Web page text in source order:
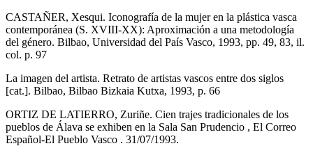
CASTAÑER, Xesqui. Iconografía de la mujer en la plástica vasca
contemporánea (S. XVIII-XX): Aproximación a una metodología
del género. Bilbao, Universidad del País Vasco, 1993, pp. 49, 83, il.
col. p. 97
La imagen del artista. Retrato de artistas vascos entre dos siglos
[cat.]. Bilbao, Bilbao Bizkaia Kutxa, 1993, p. 66
ORTIZ DE LATIERRO, Zuriñe. Cien trajes tradicionales de los
pueblos de Álava se exhiben en la Sala San Prudencio , El Correo
Español-El Pueblo Vasco . 31/07/1993.